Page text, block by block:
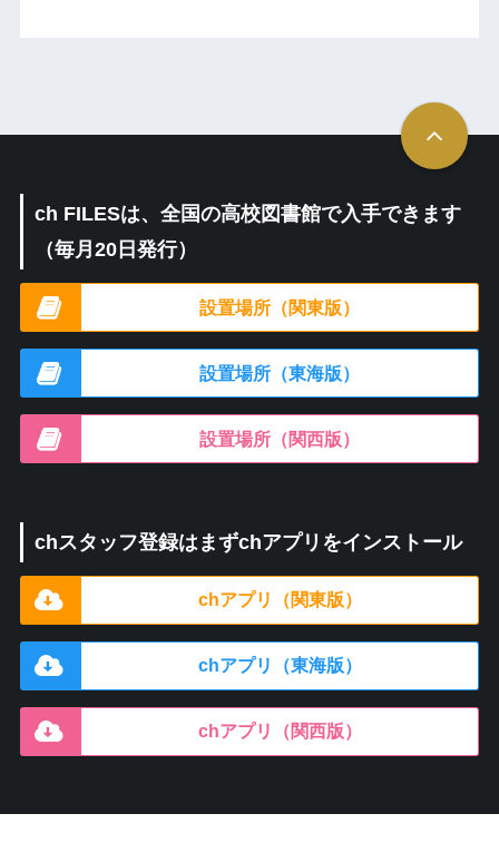
ch FILESは、全国の高校図書館で入手できます
（毎月20日発行）
設置場所（関東版）
設置場所（東海版）
設置場所（関西版）
chスタッフ登録はまずchアプリをインストール
chアプリ（関東版）
chアプリ（東海版）
chアプリ（関西版）